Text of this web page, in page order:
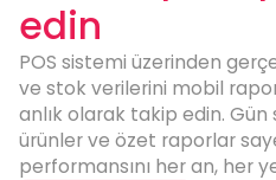
edin
POS sistemi üzerinden
ve stok verilerini mobil
anlık olarak takip edin.
ürünler ve özet raporlar
performansını her an, her